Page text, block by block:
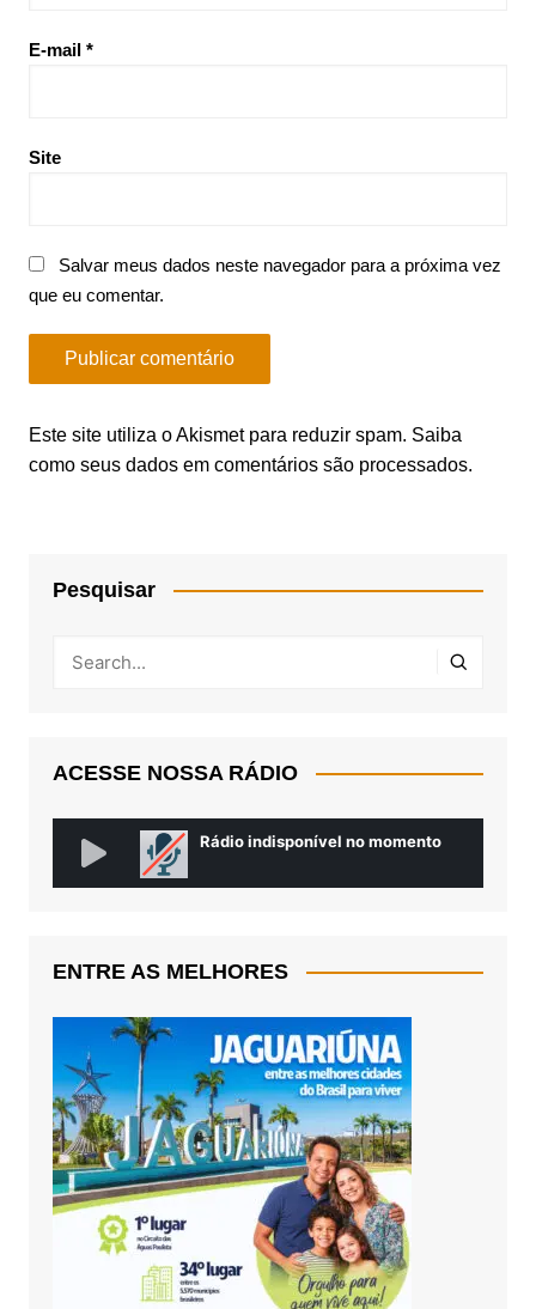
E-mail *
Site
Salvar meus dados neste navegador para a próxima vez
que eu comentar.
Este site utiliza o Akismet para reduzir spam. Saiba
como seus dados em comentários são processados.
Pesquisar
ACESSE NOSSA RÁDIO
ENTRE AS MELHORES